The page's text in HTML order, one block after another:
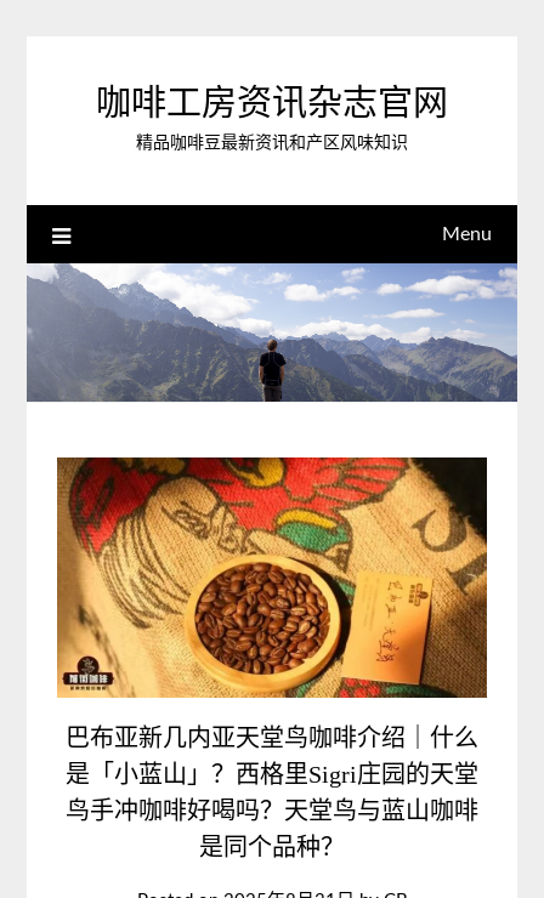
咖啡工房资讯杂志官网
精品咖啡豆最新资讯和产区风味知识
Menu
巴布亚新几内亚天堂鸟咖啡介绍｜什么
是「小蓝山」？西格里Sigri庄园的天堂
鸟手冲咖啡好喝吗？天堂鸟与蓝山咖啡
是同个品种？